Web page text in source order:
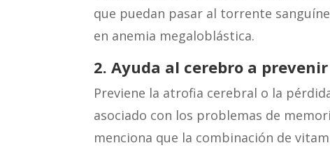
que puedan pasar al torrente
en anemia megaloblástica.
2. Ayuda al cerebro a
Previene la atrofia cerebral o la
asociado con los problemas de
menciona que la combinación de